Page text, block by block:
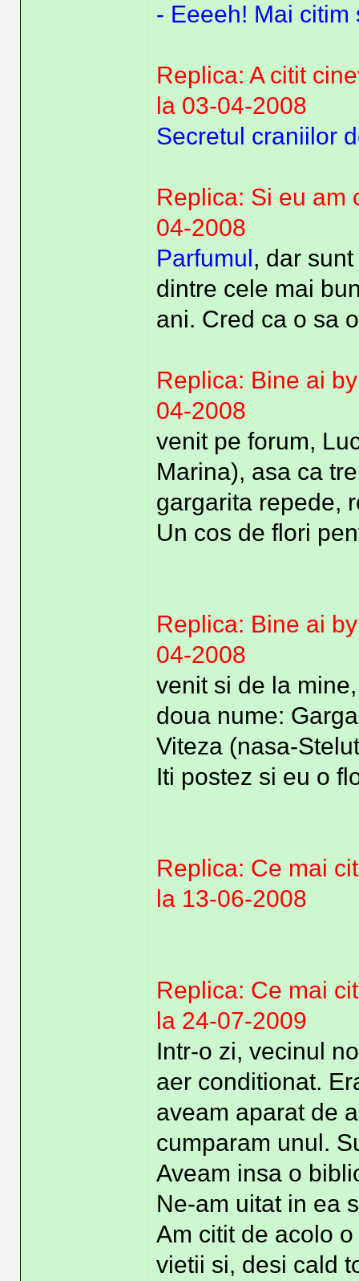
- Eeeeh! Mai citim
Replica: A citit
la 03-04-2008
Secretul craniilor
Replica: Si eu am
04-2008
Parfumul, dar
dintre cele mai
ani. Cred ca o sa
Replica: Bine ai
04-2008
venit pe forum,
Marina), asa ca
gargarita repede,
Un cos de flori
Replica: Bine ai
04-2008
venit si de la
doua nume:
Viteza (nasa-
Iti postez si eu o
Replica: Ce mai
la 13-06-2008
Replica: Ce mai
la 24-07-2009
Intr-o zi, vecinul
aer conditionat.
aveam aparat de
cumparam unul.
Aveam insa o
Ne-am uitat in ea
Am citit de acolo
vietii si, desi cald